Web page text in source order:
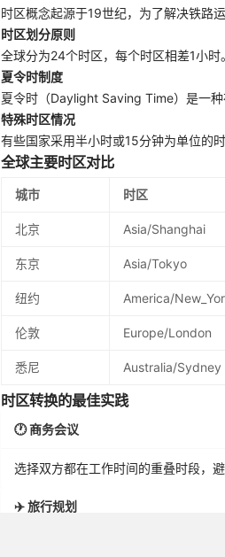
时区概念起源于19世纪，为了解决铁路
时区划分原则
全球分为24个时区，每个时区相差1小
夏令时制度
夏令时（Daylight Saving Time）是一
特殊时区情况
有些国家采用半小时或15分钟为单位的
全球主要时区对比
城市 时区
北京 Asia/Shanghai
东京 Asia/Tokyo
纽约 America/
伦敦 Europe/London
悉尼 Australia/Sydney
时区转换的最佳实践
🕐 商务会议
选择双方都在工作时间的重叠时段，
✈️ 旅行规划